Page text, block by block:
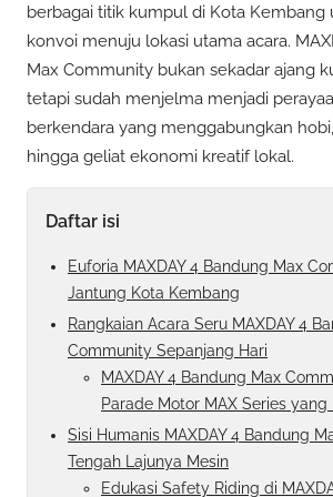
berbagai titik kumpul di Kota Kembang
konvoi menuju lokasi utama acara.
Max Community bukan sekadar ajang
tetapi sudah menjelma menjadi
berkendara yang menggabungkan
hingga geliat ekonomi kreatif lokal.
Daftar isi
Euforia MAXDAY 4 Bandung Max
Jantung Kota Kembang
Rangkaian Acara Seru MAXDAY 4
Community Sepanjang Hari
MAXDAY 4 Bandung Max
Parade Motor MAX Series yang
Sisi Humanis MAXDAY 4 Bandung
Tengah Lajunya Mesin
Edukasi Safety Riding di